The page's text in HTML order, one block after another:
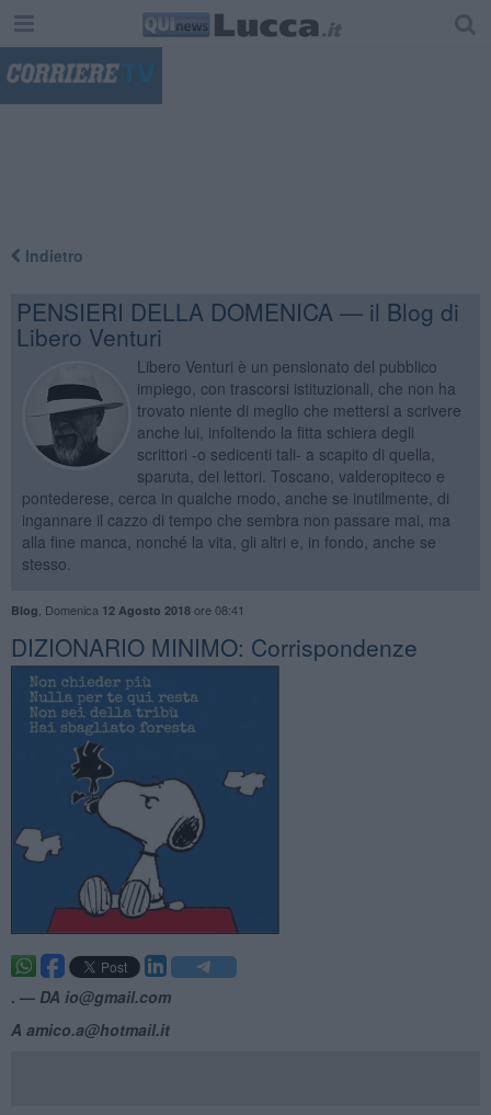
Indietro
PENSIERI DELLA DOMENICA — il Blog di
Libero Venturi
Libero Venturi è un pensionato del pubblico
impiego, con trascorsi istituzionali, che non ha
trovato niente di meglio che mettersi a scrivere
anche lui, infoltendo la fitta schiera degli
scrittori -o sedicenti tali- a scapito di quella,
sparuta, dei lettori. Toscano, valderopiteco e
pontederese, cerca in qualche modo, anche se inutilmente, di
ingannare il cazzo di tempo che sembra non passare mai, ma
alla fine manca, nonché la vita, gli altri e, in fondo, anche se
stesso.
Blog Domenica 12 Agosto 2018ore 08:41
DIZIONARIO MINIMO: Corrispondenze
. — DA io@gmail.com
A amico.a@hotmail.it